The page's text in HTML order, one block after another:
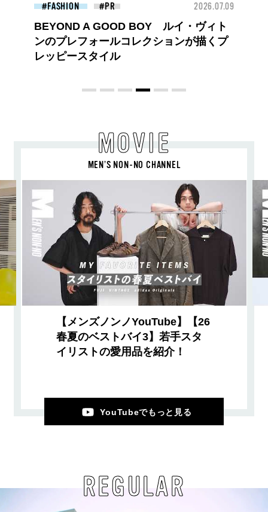
BEAUTY 2026.07.27
大胆不敵で、どこまでも自由。
BALLISTIK BOYZ 砂田将宏がまとう
COACHの新作フレグランス「コーチ ピ
MOVIE
MEN’S NON-NO CHANNEL
【メンズノンノYouTube】【26
春夏のベストバイ3】若手スタ
イリストの愛用品を紹介！
YouTubeでもっと見る
REGULAR